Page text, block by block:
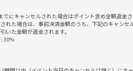
でみるものの……
みたり、集中が続かなかったり、部屋の
ないように、取り組むための環境が大事
と、頑張るための場所があることetc.....
でにキャンセルされた場合はポイント含め全額返金さ
れた場合は、事前決済金額のうち、下記のキャン
いた金額が返金されます。
30%